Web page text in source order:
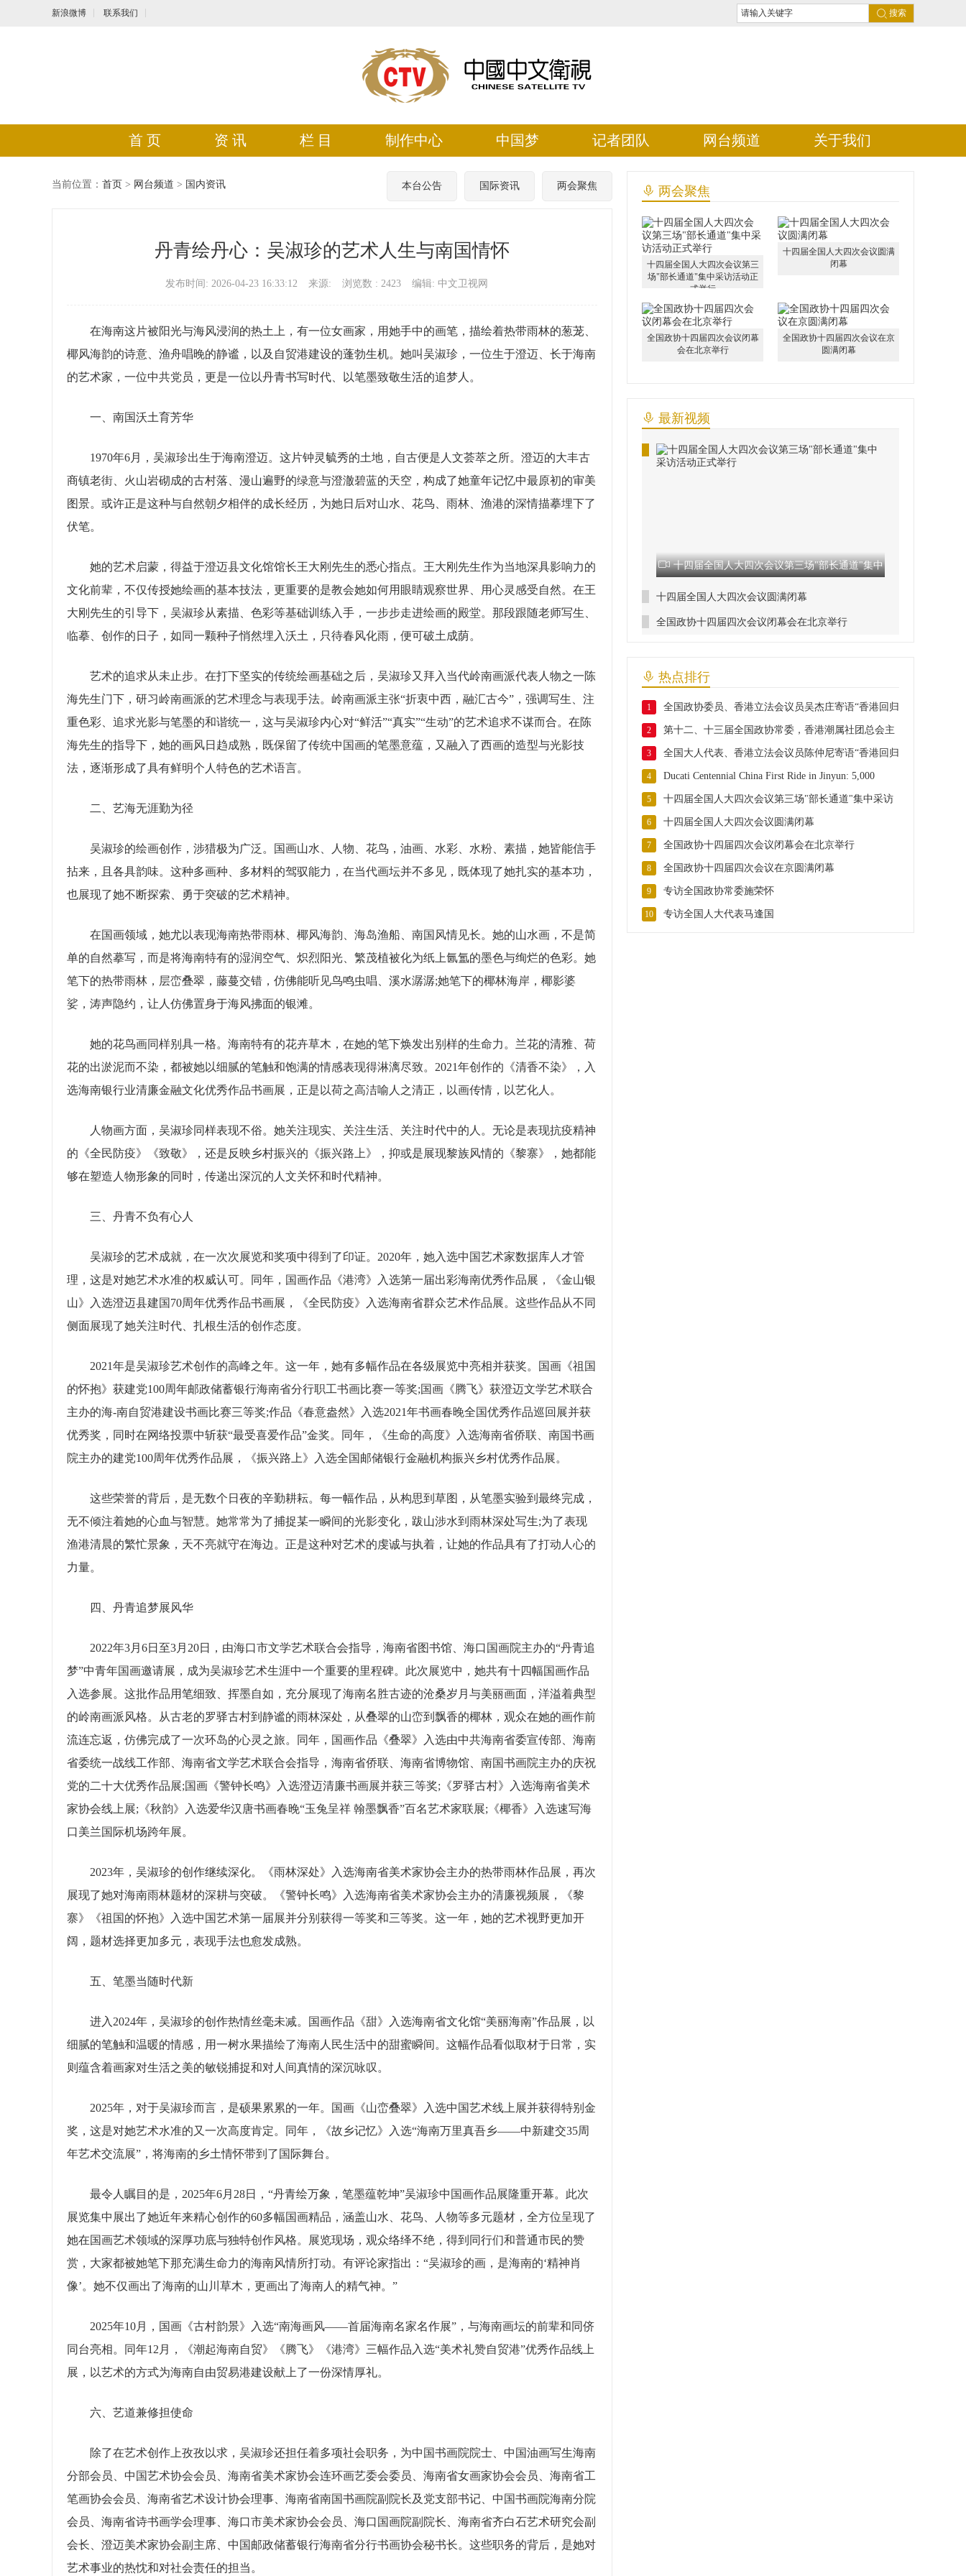
新浪微博 联系我们 搜索
首 页 资 讯 栏 目 制作中心 中国梦 记者团队 网台频道 关于我们
当前位置： 首页 > 网台频道 > 国内资讯 本台公告 国际资讯 两会聚焦
丹青绘丹心：吴淑珍的艺术人生与南国情怀
发布时间: 2026-04-23 16:33:12 来源: 浏览数 : 2423 编辑: 中文卫视网
在海南这片被阳光与海风浸润的热土上，有一位女画家，用她手中的画笔，描绘着热带雨林的葱茏、
椰风海韵的诗意、渔舟唱晚的静谧，以及自贸港建设的蓬勃生机。她叫吴淑珍，一位生于澄迈、长于海南
的艺术家，一位中共党员，更是一位以丹青书写时代、以笔墨致敬生活的追梦人。
一、南国沃土育芳华
1970年6月，吴淑珍出生于海南澄迈。这片钟灵毓秀的土地，自古便是人文荟萃之所。澄迈的大丰古
商镇老街、火山岩砌成的古村落、漫山遍野的绿意与澄澈碧蓝的天空，构成了她童年记忆中最原初的审美
图景。或许正是这种与自然朝夕相伴的成长经历，为她日后对山水、花鸟、雨林、渔港的深情描摹埋下了
伏笔。
她的艺术启蒙，得益于澄迈县文化馆馆长王大刚先生的悉心指点。王大刚先生作为当地深具影响力的
文化前辈，不仅传授她绘画的基本技法，更重要的是教会她如何用眼睛观察世界、用心灵感受自然。在王
大刚先生的引导下，吴淑珍从素描、色彩等基础训练入手，一步步走进绘画的殿堂。那段跟随老师写生、
临摹、创作的日子，如同一颗种子悄然埋入沃土，只待春风化雨，便可破土成荫。
艺术的追求从未止步。在打下坚实的传统绘画基础之后，吴淑珍又拜入当代岭南画派代表人物之一陈
海先生门下，研习岭南画派的艺术理念与表现手法。岭南画派主张“折衷中西，融汇古今”，强调写生、注
重色彩、追求光影与笔墨的和谐统一，这与吴淑珍内心对“鲜活”“真实”“生动”的艺术追求不谋而合。在陈
海先生的指导下，她的画风日趋成熟，既保留了传统中国画的笔墨意蕴，又融入了西画的造型与光影技
法，逐渐形成了具有鲜明个人特色的艺术语言。
二、艺海无涯勤为径
吴淑珍的绘画创作，涉猎极为广泛。国画山水、人物、花鸟，油画、水彩、水粉、素描，她皆能信手
拈来，且各具韵味。这种多画种、多材料的驾驭能力，在当代画坛并不多见，既体现了她扎实的基本功，
也展现了她不断探索、勇于突破的艺术精神。
在国画领域，她尤以表现海南热带雨林、椰风海韵、海岛渔船、南国风情见长。她的山水画，不是简
单的自然摹写，而是将海南特有的湿润空气、炽烈阳光、繁茂植被化为纸上氤氲的墨色与绚烂的色彩。她
笔下的热带雨林，层峦叠翠，藤蔓交错，仿佛能听见鸟鸣虫唱、溪水潺潺;她笔下的椰林海岸，椰影婆
娑，涛声隐约，让人仿佛置身于海风拂面的银滩。
她的花鸟画同样别具一格。海南特有的花卉草木，在她的笔下焕发出别样的生命力。兰花的清雅、荷
花的出淤泥而不染，都被她以细腻的笔触和饱满的情感表现得淋漓尽致。2021年创作的《清香不染》，入
选海南银行业清廉金融文化优秀作品书画展，正是以荷之高洁喻人之清正，以画传情，以艺化人。
人物画方面，吴淑珍同样表现不俗。她关注现实、关注生活、关注时代中的人。无论是表现抗疫精神
的《全民防疫》《致敬》，还是反映乡村振兴的《振兴路上》，抑或是展现黎族风情的《黎寨》，她都能
够在塑造人物形象的同时，传递出深沉的人文关怀和时代精神。
三、丹青不负有心人
吴淑珍的艺术成就，在一次次展览和奖项中得到了印证。2020年，她入选中国艺术家数据库人才管
理，这是对她艺术水准的权威认可。同年，国画作品《港湾》入选第一届出彩海南优秀作品展，《金山银
山》入选澄迈县建国70周年优秀作品书画展，《全民防疫》入选海南省群众艺术作品展。这些作品从不同
侧面展现了她关注时代、扎根生活的创作态度。
2021年是吴淑珍艺术创作的高峰之年。这一年，她有多幅作品在各级展览中亮相并获奖。国画《祖国
的怀抱》获建党100周年邮政储蓄银行海南省分行职工书画比赛一等奖;国画《腾飞》获澄迈文学艺术联合
主办的海-南自贸港建设书画比赛三等奖;作品《春意盎然》入选2021年书画春晚全国优秀作品巡回展并获
优秀奖，同时在网络投票中斩获“最受喜爱作品”金奖。同年，《生命的高度》入选海南省侨联、南国书画
院主办的建党100周年优秀作品展，《振兴路上》入选全国邮储银行金融机构振兴乡村优秀作品展。
这些荣誉的背后，是无数个日夜的辛勤耕耘。每一幅作品，从构思到草图，从笔墨实验到最终完成，
无不倾注着她的心血与智慧。她常常为了捕捉某一瞬间的光影变化，跋山涉水到雨林深处写生;为了表现
渔港清晨的繁忙景象，天不亮就守在海边。正是这种对艺术的虔诚与执着，让她的作品具有了打动人心的
力量。
四、丹青追梦展风华
2022年3月6日至3月20日，由海口市文学艺术联合会指导，海南省图书馆、海口国画院主办的“丹青追
梦”中青年国画邀请展，成为吴淑珍艺术生涯中一个重要的里程碑。此次展览中，她共有十四幅国画作品
入选参展。这批作品用笔细致、挥墨自如，充分展现了海南名胜古迹的沧桑岁月与美丽画面，洋溢着典型
的岭南画派风格。从古老的罗驿古村到静谧的雨林深处，从叠翠的山峦到飘香的椰林，观众在她的画作前
流连忘返，仿佛完成了一次环岛的心灵之旅。同年，国画作品《叠翠》入选由中共海南省委宣传部、海南
省委统一战线工作部、海南省文学艺术联合会指导，海南省侨联、海南省博物馆、南国书画院主办的庆祝
党的二十大优秀作品展;国画《警钟长鸣》入选澄迈清廉书画展并获三等奖;《罗驿古村》入选海南省美术
家协会线上展;《秋韵》入选爱华汉唐书画春晚“玉兔呈祥 翰墨飘香”百名艺术家联展;《椰香》入选速写海
口美兰国际机场跨年展。
2023年，吴淑珍的创作继续深化。《雨林深处》入选海南省美术家协会主办的热带雨林作品展，再次
展现了她对海南雨林题材的深耕与突破。《警钟长鸣》入选海南省美术家协会主办的清廉视频展，《黎
寨》《祖国的怀抱》入选中国艺术第一届展并分别获得一等奖和三等奖。这一年，她的艺术视野更加开
阔，题材选择更加多元，表现手法也愈发成熟。
五、笔墨当随时代新
进入2024年，吴淑珍的创作热情丝毫未减。国画作品《甜》入选海南省文化馆“美丽海南”作品展，以
细腻的笔触和温暖的情感，用一树水果描绘了海南人民生活中的甜蜜瞬间。这幅作品看似取材于日常，实
则蕴含着画家对生活之美的敏锐捕捉和对人间真情的深沉咏叹。
2025年，对于吴淑珍而言，是硕果累累的一年。国画《山峦叠翠》入选中国艺术线上展并获得特别金
奖，这是对她艺术水准的又一次高度肯定。同年，《故乡记忆》入选“海南万里真吾乡——中新建交35周
年艺术交流展”，将海南的乡土情怀带到了国际舞台。
最令人瞩目的是，2025年6月28日，“丹青绘万象，笔墨蕴乾坤”吴淑珍中国画作品展隆重开幕。此次
展览集中展出了她近年来精心创作的60多幅国画精品，涵盖山水、花鸟、人物等多元题材，全方位呈现了
她在国画艺术领域的深厚功底与独特创作风格。展览现场，观众络绎不绝，得到同行们和普通市民的赞
赏，大家都被她笔下那充满生命力的海南风情所打动。有评论家指出：“吴淑珍的画，是海南的‘精神肖
像’。她不仅画出了海南的山川草木，更画出了海南人的精气神。”
2025年10月，国画《古村韵景》入选“南海画风——首届海南名家名作展”，与海南画坛的前辈和同侪
同台亮相。同年12月，《潮起海南自贸》《腾飞》《港湾》三幅作品入选“美术礼赞自贸港”优秀作品线上
展，以艺术的方式为海南自由贸易港建设献上了一份深情厚礼。
六、艺道兼修担使命
除了在艺术创作上孜孜以求，吴淑珍还担任着多项社会职务，为中国书画院院士、中国油画写生海南
分部会员、中国艺术协会会员、海南省美术家协会连环画艺委会委员、海南省女画家协会会员、海南省工
笔画协会会员、海南省艺术设计协会理事、海南省南国书画院副院长及党支部书记、中国书画院海南分院
会员、海南省诗书画学会理事、海口市美术家协会会员、海口国画院副院长、海南省齐白石艺术研究会副
会长、澄迈美术家协会副主席、中国邮政储蓄银行海南省分行书画协会秘书长。这些职务的背后，是她对
艺术事业的热忱和对社会责任的担当。
两会聚焦
十四届全国人大四次会议第三
场"部长通道"集中采访活动正
式举行
十四届全国人大四次会议圆满
闭幕
全国政协十四届四次会议闭幕
会在北京举行
全国政协十四届四次会议在京
圆满闭幕
最新视频
十四届全国人大四次会议第三场"部长通道"集中
采访活动正式举行
十四届全国人大四次会议圆满闭幕
全国政协十四届四次会议闭幕会在北京举行
热点排行
1 全国政协委员、香港立法会议员吴杰庄寄语“香港回归
29周年”
2 第十二、十三届全国政协常委，香港潮属社团总会主
席胡定旭寄语“香港回归29周年”
3 全国大人代表、香港立法会议员陈仲尼寄语“香港回归
29周年”
4 Ducati Centennial China First Ride in Jinyun: 5,000
Riders from 13 Countries Gather for ISTL Interna
5 十四届全国人大四次会议第三场"部长通道"集中采访
活动正式举行
6 十四届全国人大四次会议圆满闭幕
7 全国政协十四届四次会议闭幕会在北京举行
8 全国政协十四届四次会议在京圆满闭幕
9 专访全国政协常委施荣怀
10 专访全国人大代表马逢国